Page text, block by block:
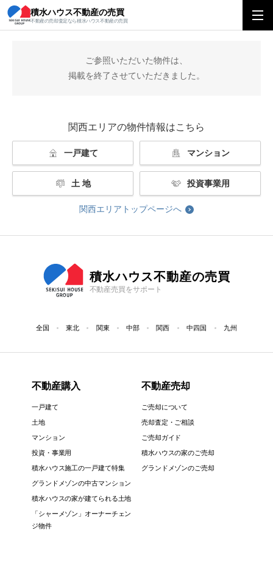
積水ハウス不動産の売買
不動産の売却査定なら積水ハウス不動産の売買
積水ハウス不動産の売買 関西エリアトップ
ご参照いただいた物件は、
掲載を終了させていただきました。
関西エリアの物件情報はこちら
一戸建て マンション
土 地 投資事業用
関西エリアトップページへ
積水ハウス不動産の売買
不動産売買をサポート
全国 東北 関東 中部 関西 中四国 九州
不動産購入
一戸建て
土地
マンション
投資・事業用
積水ハウス施工の一戸建て特集
グランドメゾンの中古マンション
積水ハウスの家が建てられる土地
「シャーメゾン」オーナーチェン
ジ物件
不動産売却
ご売却について
売却査定・ご相談
ご売却ガイド
積水ハウスの家のご売却
グランドメゾンのご売却